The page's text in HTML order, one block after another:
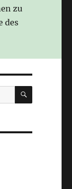
zu
des
SUCHEN